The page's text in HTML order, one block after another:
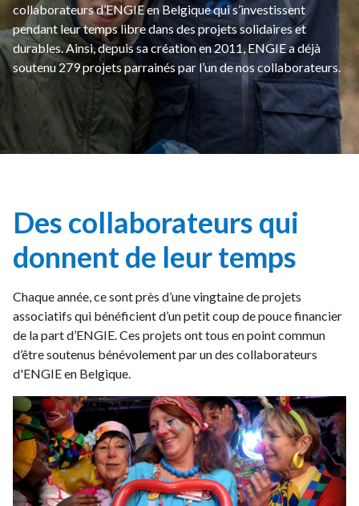
collaborateurs d’ENGIE en Belgique qui s’investissent
pendant leur temps libre dans des projets solidaires et
durables. Ainsi, depuis sa création en 2011, ENGIE a déjà
soutenu 279 projets parrainés par l’un de nos collaborateurs.
Des collaborateurs qui
donnent de leur temps
Chaque année, ce sont près d’une vingtaine de projets
associatifs qui bénéficient d’un petit coup de pouce financier
de la part d’ENGIE. Ces projets ont tous en point commun
d’être soutenus bénévolement par un des collaborateurs
d'ENGIE en Belgique.